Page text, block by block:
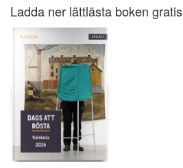
Ladda ner lättlästa boken gratis